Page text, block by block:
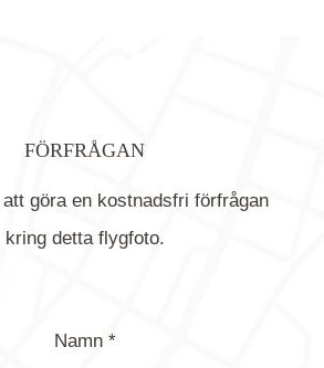
FÖRFRÅGAN
göra en kostnadsfri förfrågan
kring detta flygfoto.
Namn *